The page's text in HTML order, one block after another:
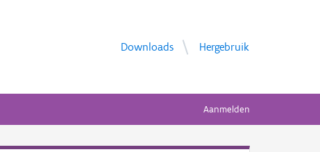
Downloads Hergebruik
Aanmelden